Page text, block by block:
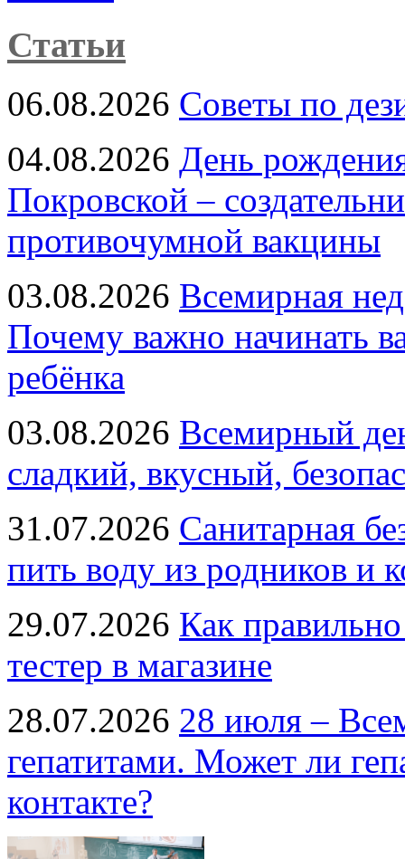
Статьи
06.08.2026 Советы по
04.08.2026 День
Покровской –
противочумной вакцины
03.08.2026 Всемирная
Почему важно начинать
ребёнка
03.08.2026 Всемирный
сладкий, вкусный,
31.07.2026 Санитарная
пить воду из родников и
29.07.2026 Как
тестер в магазине
28.07.2026 28 июля –
гепатитами. Может ли
контакте?